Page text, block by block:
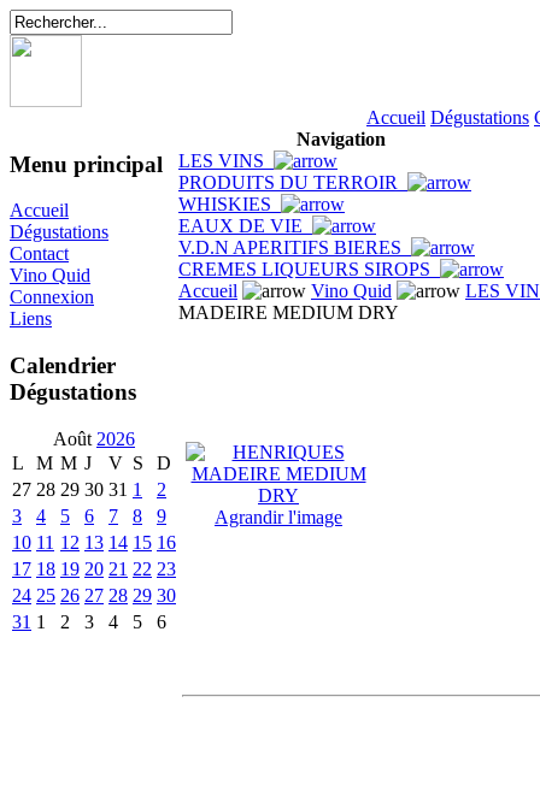
Accueil Dégustations
Menu principal
Accueil
Dégustations
Contact
Vino Quid
Connexion
Liens
Calendrier
Dégustations
Août 2026
L
M M J V S
D
27 28 29 30 31 1
2
3
4 5 6 7 8
9
10 11 12 13 14 15 16
17 18 19 20 21 22 23
24 25 26 27 28 29 30
31 1 2 3 4 5 6
Navigation
LES VINS
PRODUITS DU TERROIR
WHISKIES
EAUX DE VIE
V.D.N APERITIFS BIERES
CREMES LIQUEURS SIROPS
Accueil
Vino Quid
LES
MADEIRE MEDIUM DRY
Agrandir l'image